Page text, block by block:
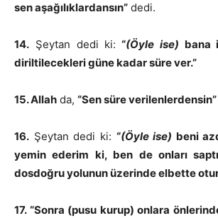
sen aşağılıklardansın” dedi.
14. Şeytan dedi ki: “(Öyle ise) bana
diriltilecekleri güne kadar süre ver.”
15. Allah da, “Sen süre verilenlerdensin”
16. Şeytan dedi ki: “(Öyle ise) beni
yemin ederim ki, ben de onları
dosdoğru yolunun üzerinde elbette
17. “Sonra (pusu kurup) onlara